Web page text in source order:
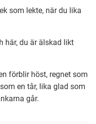
som lekte, när du lika
här, du är älskad likt
förblir höst, regnet som
en tår, lika glad som
går.